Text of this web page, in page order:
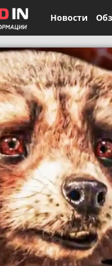
Новости